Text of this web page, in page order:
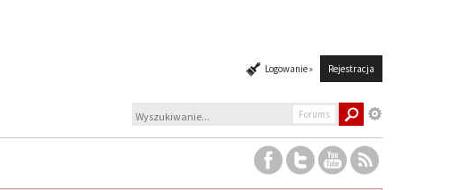
Logowanie » Rejestracja
Forums